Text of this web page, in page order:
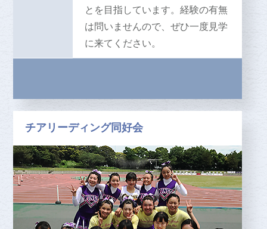
とを目指しています。経験の有無
は問いませんので、ぜひ一度見学
に来てください。
チアリーディング同好会